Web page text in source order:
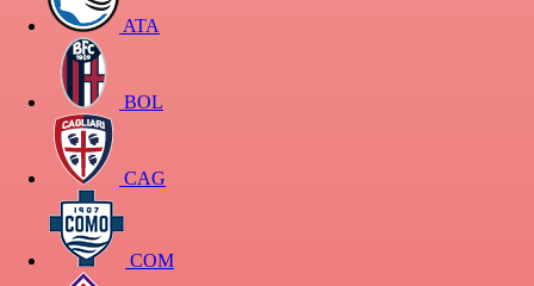
ATA
BOL
CAG
COM